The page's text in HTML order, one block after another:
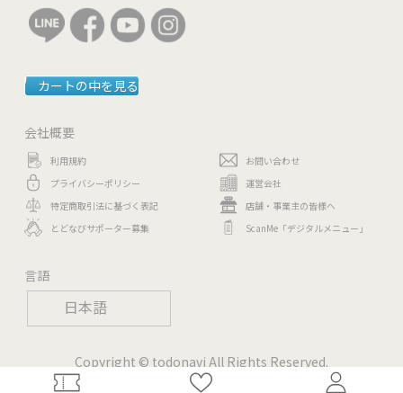
日本語
カートの中を見る
会社概要
利用規約
プライバシーポリシー
特定商取引法に基づく表記
とどなびサポーター募集
お問い合わせ
運営会社
店舗・事業主の皆様へ
ScanMe「デジタルメニュー」
言語
Copyright © todonavi All Rights Reserved.